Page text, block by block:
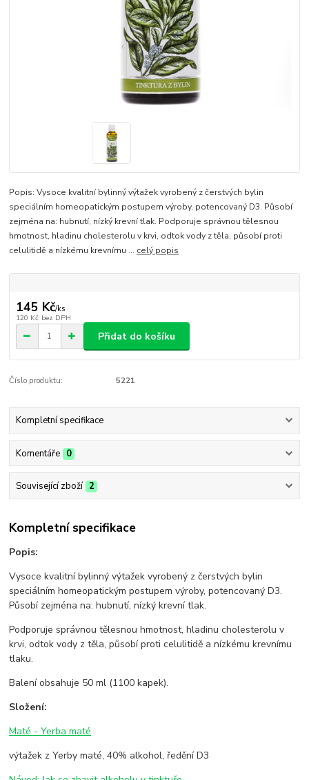
Popis: Vysoce kvalitní bylinný výtažek vyrobený z čerstvých bylin
speciálním homeopatickým postupem výroby, potencovaný D3. Působí
zejména na: hubnutí, nízký krevní tlak. Podporuje správnou tělesnou
hmotnost, hladinu cholesterolu v krvi, odtok vody z těla, působí proti
celulitidě a nízkému krevnímu ... celý popis
145 Kč/ks
120 Kč bez DPH
Přidat do košíku
Číslo produktu: 5221
Kompletní specifikace
Komentáře 0
Související zboží 2
Kompletní specifikace
Popis:
Vysoce kvalitní bylinný výtažek vyrobený z čerstvých bylin
speciálním homeopatickým postupem výroby, potencovaný D3.
Působí zejména na: hubnutí, nízký krevní tlak.
Podporuje správnou tělesnou hmotnost, hladinu cholesterolu v
krvi, odtok vody z těla, působí proti celulitidě a nízkému krevnímu
tlaku.
Balení obsahuje 50 ml (1100 kapek).
Složení:
Maté - Yerba maté
výtažek z Yerby maté, 40% alkohol, ředění D3